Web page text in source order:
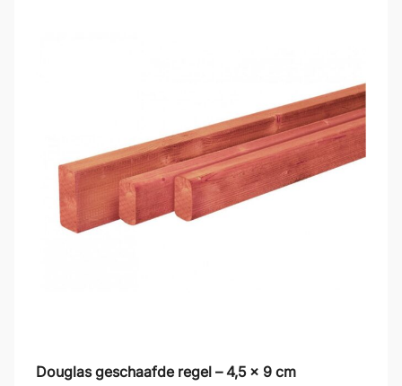
Douglas geschaafde regel – 4,5 x 9 cm